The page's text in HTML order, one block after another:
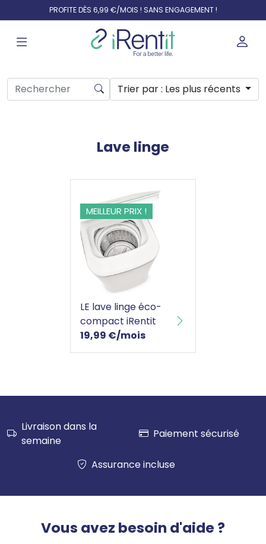
PROFITE DÈS 6,99 €/MOIS ! SANS ENGAGEMENT !
Trier par: Les plus récents
Lave linge
LE lave linge éco-compact iRentit
MEILLEUR PRIX !
LE lave linge éco-
compact iRentit
19,99 €/mois
Livraison dans la
semaine
Paiement sécurisé
Assurance incluse
Vous avez besoin d'aide ?